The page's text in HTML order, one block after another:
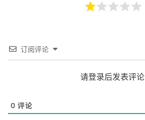
订阅评论
请登录后发表评论
0 评论